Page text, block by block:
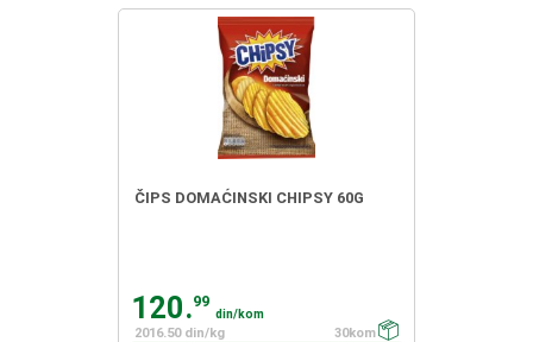
ČIPS DOMAĆINSKI CHIPSY 60G
120.99
din/kom
2016.50 din/kg
30kom